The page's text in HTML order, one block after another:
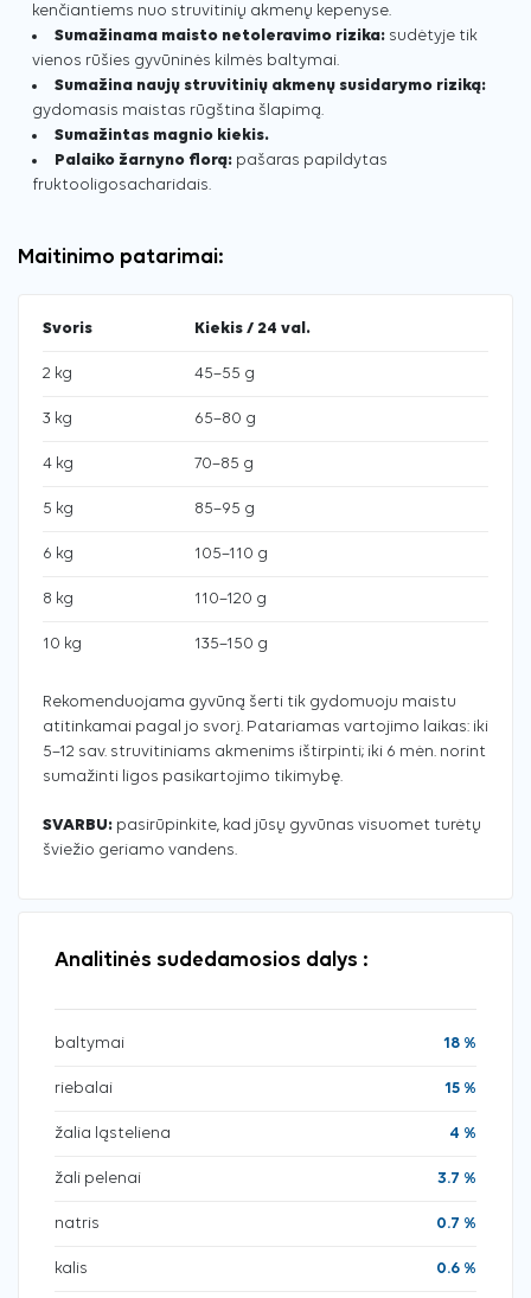
kenčiantiems nuo struvitinių akmenų kepenyse.
Sumažinama maisto netoleravimo rizika: sudėtyje tik
vienos rūšies gyvūninės kilmės baltymai.
Sumažina naujų struvitinių akmenų susidarymo riziką:
gydomasis maistas rūgština šlapimą.
Sumažintas magnio kiekis.
Palaiko žarnyno florą: pašaras papildytas
fruktooligosacharidais.
Maitinimo patarimai:
Svoris Kiekis / 24 val.
2 kg 45–55 g
3 kg 65–80 g
4 kg 70–85 g
5 kg 85–95 g
6 kg 105–110 g
8 kg 110–120 g
10 kg 135–150 g
Rekomenduojama gyvūną šerti tik gydomuoju maistu
atitinkamai pagal jo svorį. Patariamas vartojimo laikas: iki
5–12 sav. struvitiniams akmenims ištirpinti; iki 6 mėn. norint
sumažinti ligos pasikartojimo tikimybę.
SVARBU: pasirūpinkite, kad jūsų gyvūnas visuomet turėtų
šviežio geriamo vandens.
Analitinės sudedamosios dalys :
baltymai 18 %
riebalai 15 %
žalia ląsteliena 4 %
žali pelenai 3.7 %
natris 0.7 %
kalis 0.6 %